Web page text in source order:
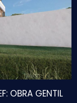
OBRA GENTIL